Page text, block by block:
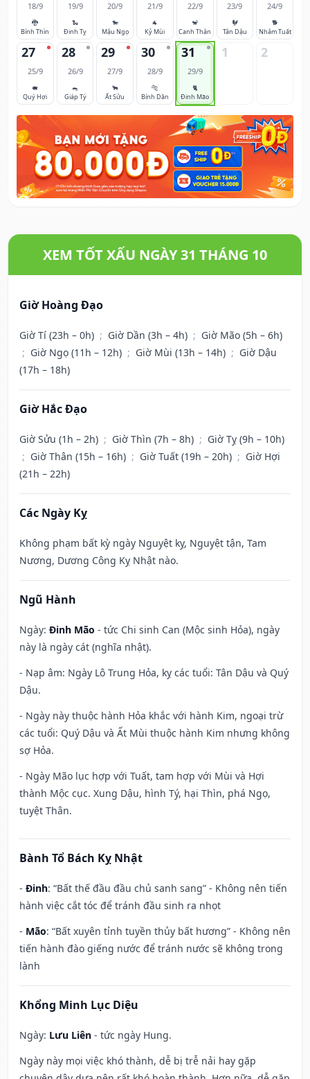
18/9
🐉
Bính Thìn
19/9
🐍
Đinh Tỵ
20/9
🐎
Mậu Ngọ
21/9
🐐
Kỷ Mùi
22/9
🐒
Canh Thân
23/9
🐓
Tân Dậu
24/9
🐕
Nhâm Tuất
27
25/9
🐖
Quý Hợi
28
26/9
🐀
Giáp Tý
29
27/9
🐂
Ất Sửu
30
28/9
🐅
Bính Dần
31
29/9
🐈
Đinh Mão
1 2
XEM TỐT XẤU NGÀY 31 THÁNG 10
Giờ Hoàng Đạo
Giờ Tí (23h – 0h) ; Giờ Dần (3h – 4h) ; Giờ Mão (5h – 6h)
; Giờ Ngọ (11h – 12h) ; Giờ Mùi (13h – 14h) ; Giờ Dậu
(17h – 18h)
Giờ Hắc Đạo
Giờ Sửu (1h – 2h) ; Giờ Thìn (7h – 8h) ; Giờ Tỵ (9h – 10h)
; Giờ Thân (15h – 16h) ; Giờ Tuất (19h – 20h) ; Giờ Hợi
(21h – 22h)
Các Ngày Kỵ
Không phạm bất kỳ ngày Nguyệt kỵ, Nguyệt tận, Tam
Nương, Dương Công Kỵ Nhật nào.
Ngũ Hành
Ngày: Đinh Mão - tức Chi sinh Can (Mộc sinh Hỏa), ngày
này là ngày cát (nghĩa nhật).
- Nạp âm: Ngày Lô Trung Hỏa, kỵ các tuổi: Tân Dậu và Quý
Dậu.
- Ngày này thuộc hành Hỏa khắc với hành Kim, ngoại trừ
các tuổi: Quý Dậu và Ất Mùi thuộc hành Kim nhưng không
sợ Hỏa.
- Ngày Mão lục hợp với Tuất, tam hợp với Mùi và Hợi
thành Mộc cục. Xung Dậu, hình Tý, hại Thìn, phá Ngọ,
tuyệt Thân.
Bành Tổ Bách Kỵ Nhật
- Đinh: “Bất thế đầu đầu chủ sanh sang” - Không nên tiến
hành việc cắt tóc để tránh đầu sinh ra nhọt
- Mão: “Bất xuyên tỉnh tuyền thủy bất hương” - Không nên
tiến hành đào giếng nước để tránh nước sẽ không trong
lành
Khổng Minh Lục Diệu
Ngày: Lưu Liên - tức ngày Hung.
Ngày này mọi việc khó thành, dễ bị trễ nải hay gặp